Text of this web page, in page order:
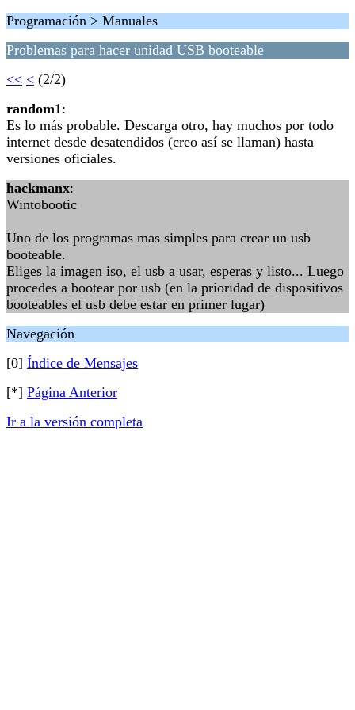
Programación > Manuales
Problemas para hacer unidad USB booteable
<< < (2/2)
random1:
Es lo más probable. Descarga otro, hay muchos por todo
internet desde desatendidos (creo así se llaman) hasta
versiones oficiales.
hackmanx:
Wintobootic
Uno de los programas mas simples para crear un usb
booteable.
Eliges la imagen iso, el usb a usar, esperas y listo... Luego
procedes a bootear por usb (en la prioridad de dispositivos
booteables el usb debe estar en primer lugar)
Navegación
[0] Índice de Mensajes
[*] Página Anterior
Ir a la versión completa